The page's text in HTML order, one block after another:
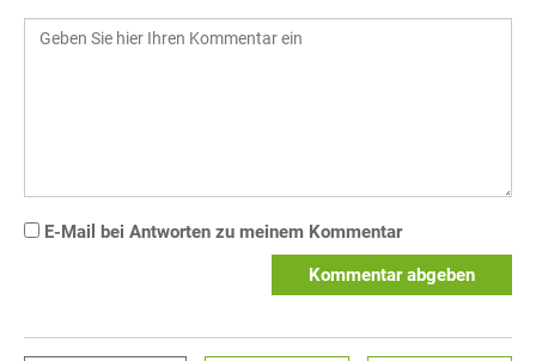
E-Mail bei Antworten zu meinem Kommentar
Kommentar abgeben